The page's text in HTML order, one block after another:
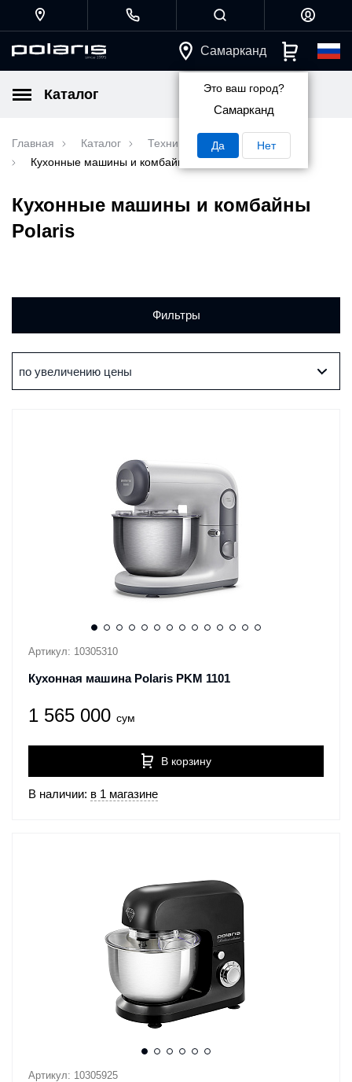
Самарканд
Это ваш город?
Самарканд
Да Нет
Каталог
Главная Каталог
Техника для кухни
Кухонные машины и комбайны Polaris
Кухонные машины и комбайны
Polaris
Фильтры
по увеличению цены
Артикул: 10305310
Кухонная машина Polaris PKM 1101
1 565 000 сум
В корзину
В наличии: в 1 магазине
Артикул: 10305925